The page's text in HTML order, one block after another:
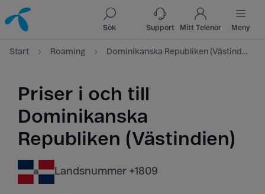
Till innehåll
Till sök
Sök Support Mitt Telenor Meny
Start Roaming Dominikanska Republiken (Västindien)
Priser i och till
Dominikanska
Republiken (Västindien)
Landsnummer +1809